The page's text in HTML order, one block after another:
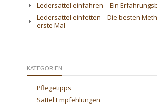
Ledersattel einfahren – Ein
Ledersattel einfetten – Die besten
erste Mal
KATEGORIEN
Pflegetipps
Sattel Empfehlungen